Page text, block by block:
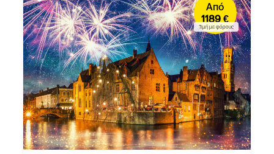
Από
1189 €
Τιμή με φόρους